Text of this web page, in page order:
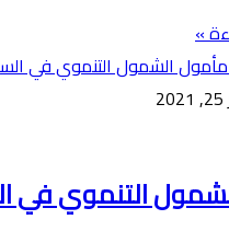
»
التنموي في